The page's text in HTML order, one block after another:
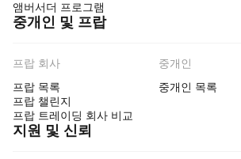
앰버서더 프로그램
중개인 및 프랍
프랍 회사
프랍 목록
프랍 챌린지
프랍 트레이딩 회사 비교
중개인
중개인 목록
지원 및 신뢰